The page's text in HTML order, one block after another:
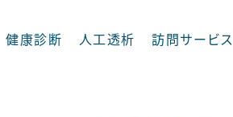
健康診断 人工透析 訪問サービス